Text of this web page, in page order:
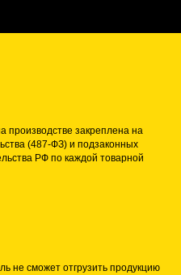
производстве закреплена на
(487-ФЗ) и подзаконных
РФ по каждой товарной
не сможет отгрузить продукцию